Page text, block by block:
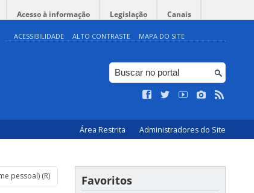
Acesso à informação Legislação Canais
ACESSIBILIDADE ALTO CONTRASTE MAPA DO SITE
Área Restrita Administradores do Site
pessoal) (R) Favoritos